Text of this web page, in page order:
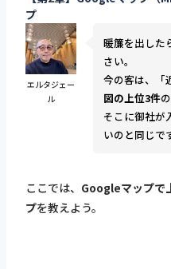
プ
エルタジェー
ル
暖簾を出した
さい。
今の客は、「
図の上位3件
そこに御社が
いのと同じで
ここでは、 Googleマップで
プを教えよう。